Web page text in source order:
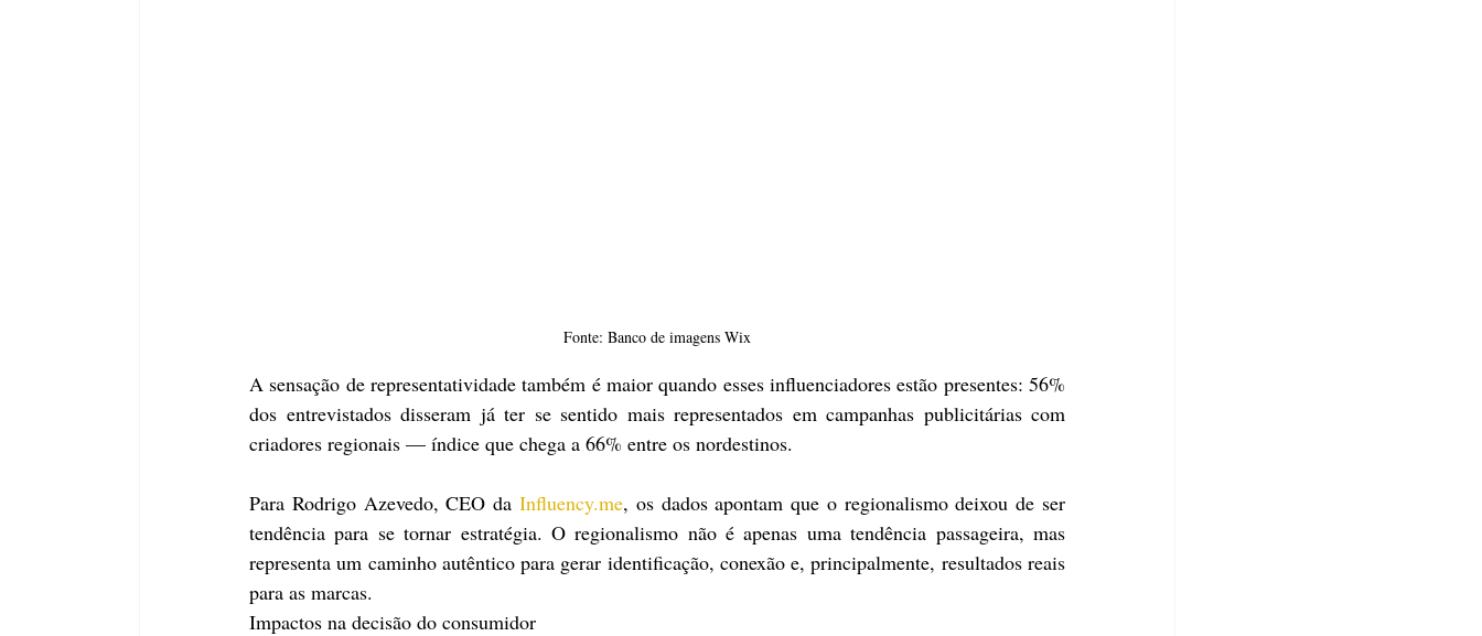
Fonte: Banco de imagens Wix
A sensação de representatividade também é maior quando esses influenciadores estão presentes: 56%
dos entrevistados disseram já ter se sentido mais representados em campanhas publicitárias com
criadores regionais — índice que chega a 66% entre os nordestinos.
Para Rodrigo Azevedo, CEO da Influency.me, os dados apontam que o regionalismo deixou de ser
tendência para se tornar estratégia. O regionalismo não é apenas uma tendência passageira, mas
representa um caminho autêntico para gerar identificação, conexão e, principalmente, resultados reais
para as marcas.
Impactos na decisão do consumidor